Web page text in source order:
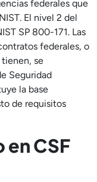
federales que
El nivel 2 del
SP 800-171. Las
federales, o
tienen, se
Seguridad
la base
de requisitos
CSF